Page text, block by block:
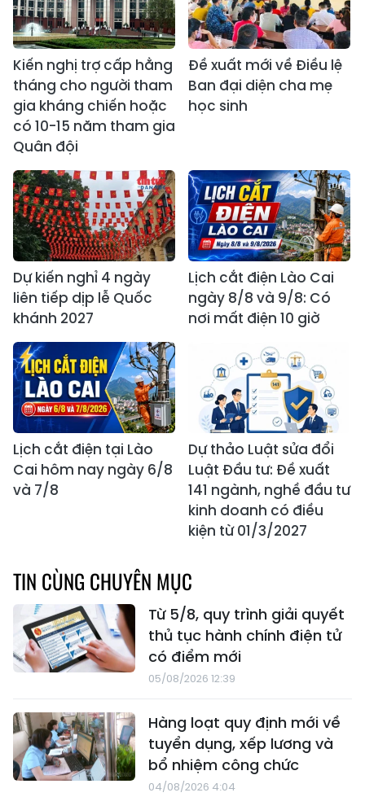
Kiến nghị trợ cấp hằng
tháng cho người tham
gia kháng chiến hoặc
có 10-15 năm tham gia
Quân đội
Đề xuất mới về Điều lệ
Ban đại diện cha mẹ
học sinh
Dự kiến nghỉ 4 ngày
liên tiếp dịp lễ Quốc
khánh 2027
Lịch cắt điện Lào Cai
ngày 8/8 và 9/8: Có
nơi mất điện 10 giờ
Lịch cắt điện tại Lào
Cai hôm nay ngày 6/8
và 7/8
Dự thảo Luật sửa đổi
Luật Đầu tư: Đề xuất
141 ngành, nghề đầu tư
kinh doanh có điều
kiện từ 01/3/2027
TIN CÙNG CHUYÊN MỤC
Từ 5/8, quy trình giải quyết
thủ tục hành chính điện tử
có điểm mới
05/08/2026 12:39
Hàng loạt quy định mới về
tuyển dụng, xếp lương và
bổ nhiệm công chức
04/08/2026 4:04